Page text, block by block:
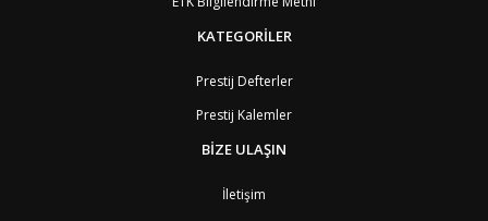
KATEGORİLER
Prestij Defterler
Prestij Kalemler
BİZE ULAŞIN
İletişim